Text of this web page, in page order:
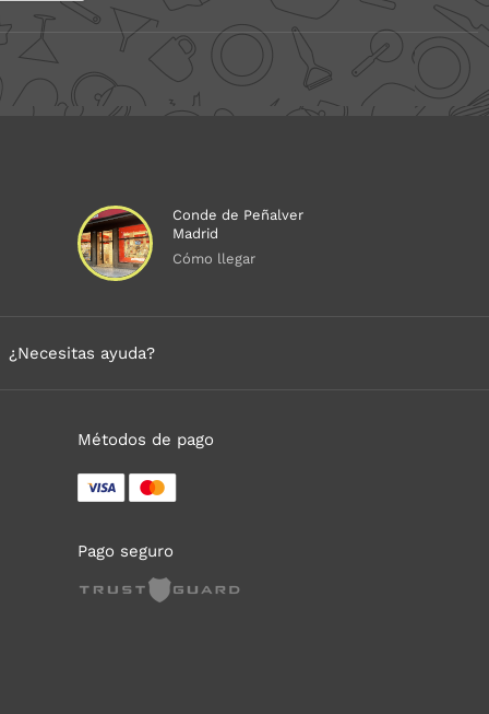
Conde de Peñalver
Madrid
Cómo llegar
¿Necesitas ayuda?
Métodos de pago
Pago seguro